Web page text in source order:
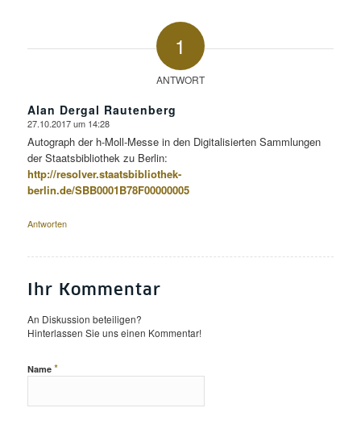
1
ANTWORT
Alan Dergal Rautenberg
sagte:
27.10.2017 um 14:28
Autograph der h-Moll-Messe in den Digitalisierten Sammlungen
der Staatsbibliothek zu Berlin:
http://resolver.staatsbibliothek-
berlin.de/SBB0001B78F00000005
Antworten
Ihr Kommentar
An Diskussion beteiligen?
Hinterlassen Sie uns einen Kommentar!
Name *